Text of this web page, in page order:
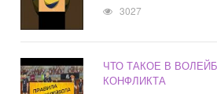
3027
ЧТО ТАКОЕ В
КОНФЛИКТА